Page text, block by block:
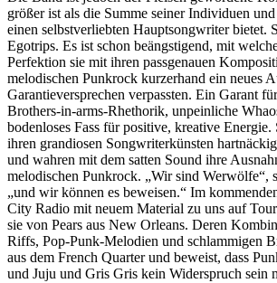
größer ist als die Summe seiner Individuen
einen selbstverliebten Hauptsongwriter bietet.
Egotrips. Es ist schon beängstigend, mit
Perfektion sie mit ihren passgenauen
melodischen Punkrock kurzerhand ein neues
Garantieversprechen verpassten. Ein Garant
Brothers-in-arms-Rhethorik, unpeinliche
bodenloses Fass für positive, kreative
ihren grandiosen Songwriterkünsten
und wahren mit dem satten Sound ihre
melodischen Punkrock. „Wir sind Werwölfe“,
„und wir können es beweisen.“ Im
City Radio mit neuem Material zu uns auf
sie von Pears aus New Orleans. Deren
Riffs, Pop-Punk-Melodien und schlammigen
aus dem French Quarter und beweist, dass
und Juju und Gris Gris kein Widerspruch sein